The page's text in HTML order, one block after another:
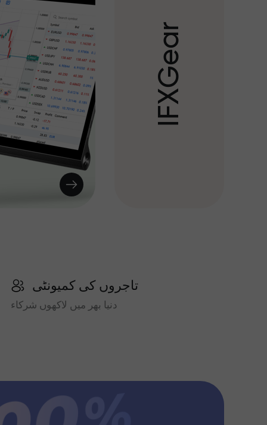
I
F
X
G
e
a
r
تاجروں کی کمیونٹی
دنیا بھر میں لاکھوں شرکاء